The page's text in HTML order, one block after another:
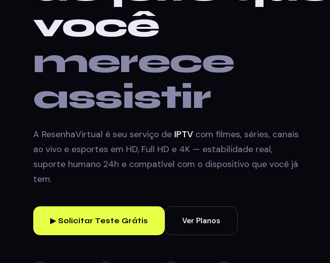
você
merece
assistir
A ResenhaVirtual é seu serviço de IPTV com filmes, séries, canais
ao vivo e esportes em HD, Full HD e 4K — estabilidade real,
suporte humano 24h e compatível com o dispositivo que você já
tem.
▶ Solicitar Teste Grátis Ver Planos